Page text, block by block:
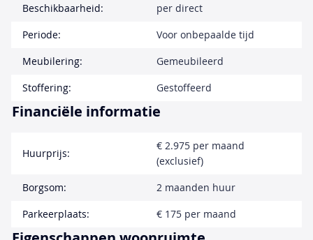
Beschikbaarheid:
per direct
Periode:
Voor onbepaalde tijd
Meubilering:
Gemeubileerd
Stoffering:
Gestoffeerd
Financiële informatie
Huurprijs:
€ 2.975 per maand
(exclusief)
Borgsom:
2 maanden huur
Parkeerplaats:
€ 175 per maand